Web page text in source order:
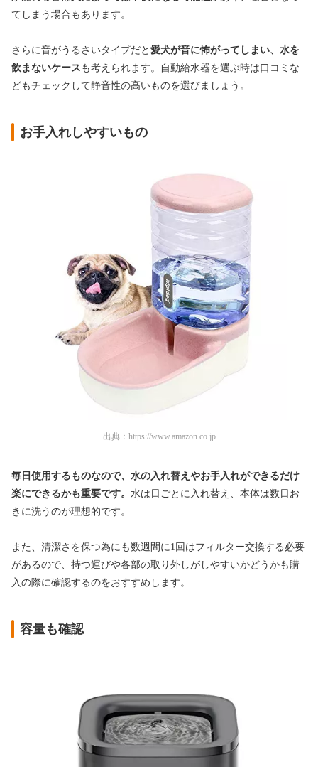
てしまう場合もあります。
さらに音がうるさいタイプだと 愛犬が音に怖がってしまい、水を
飲まないケース も考えられます。自動給水器を選ぶ時は口コミな
どもチェックして静音性の高いものを選びましょう。
お手入れしやすいもの
出典： https://www.amazon.co.jp
毎日使用するものなので、水の入れ替えやお手入れができるだけ
楽にできるかも重要です。 水は日ごとに入れ替え、本体は数日お
きに洗うのが理想的です。
また、清潔さを保つ為にも数週間に1回はフィルター交換する必要
があるので、持つ運びや各部の取り外しがしやすいかどうかも購
入の際に確認するのをおすすめします。
容量も確認